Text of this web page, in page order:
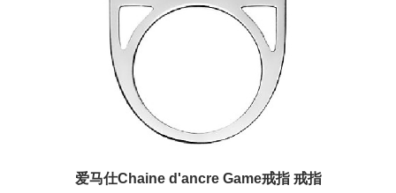
爱马仕Chaine d'ancre Game戒指 戒指